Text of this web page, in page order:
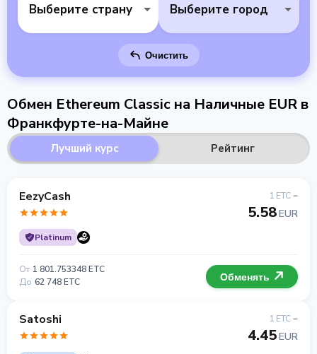
Выберите страну Выберите город
Очистить
Обмен Ethereum Classic на Наличные EUR в
Франкфурте-на-Майне
Лучший курс Рейтинг
EezyCash
Platinum
1 ETC =
5.58EUR
От 1 801.753348 ETC
До 62 748 ETC Обменять
Satoshi 1 ETC =
4.45EUR